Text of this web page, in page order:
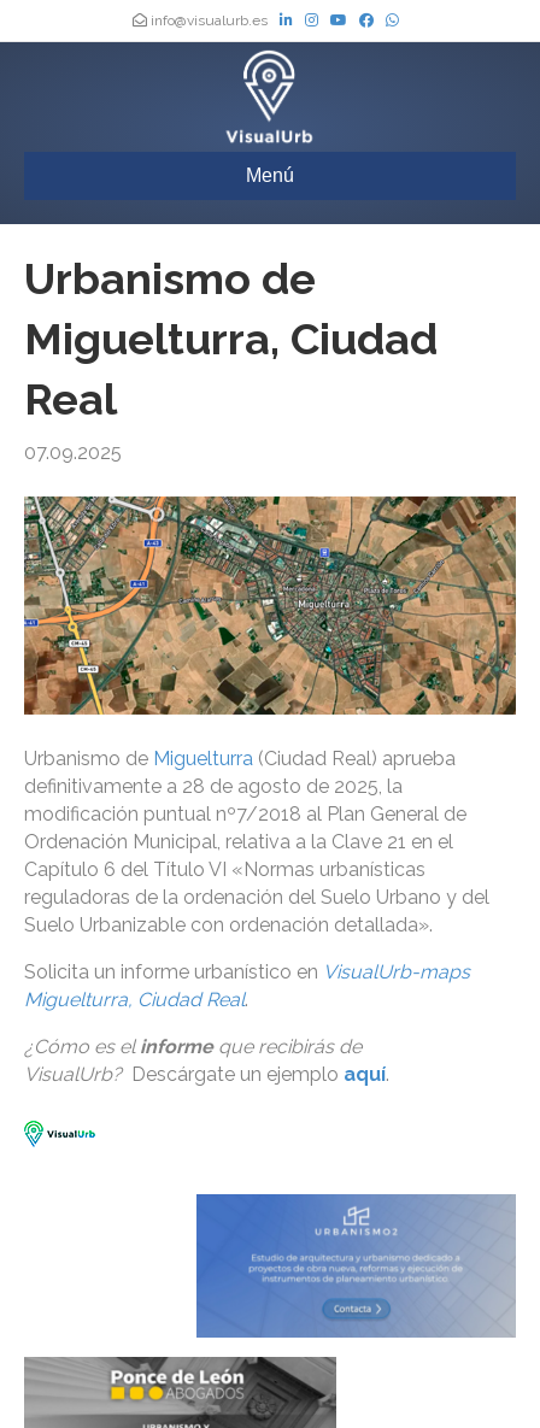
info@visualurb.es
Menú
Urbanismo de
Miguelturra, Ciudad
Real
07.09.2025
Urbanismo de Miguelturra (Ciudad Real) aprueba
definitivamente a 28 de agosto de 2025, la
modificación puntual nº7/2018 al Plan General de
Ordenación Municipal, relativa a la Clave 21 en el
Capítulo 6 del Título VI «Normas urbanísticas
reguladoras de la ordenación del Suelo Urbano y del
Suelo Urbanizable con ordenación detallada».
Solicita un informe urbanístico en VisualUrb-maps
Miguelturra, Ciudad Real.
¿Cómo es el informe que recibirás de
VisualUrb?Descárgate un ejemplo aquí.